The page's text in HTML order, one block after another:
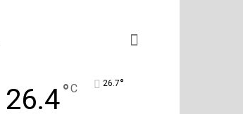
26.4°C 26.7°